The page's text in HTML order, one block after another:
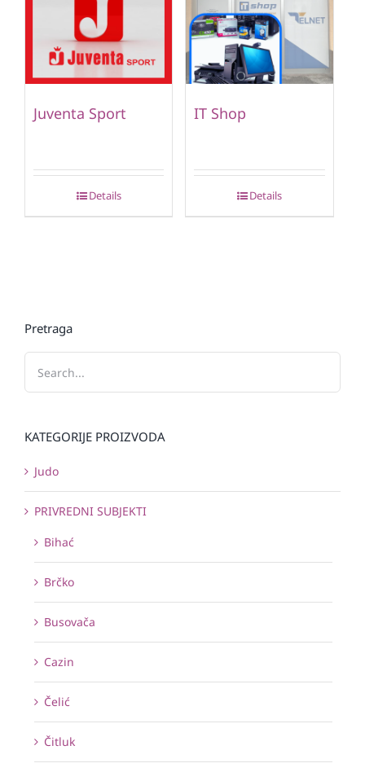
Juventa Sport
Details
IT Shop
Details
Pretraga
KATEGORIJE PROIZVODA
Judo
PRIVREDNI SUBJEKTI
Bihać
Brčko
Busovača
Cazin
Čelić
Čitluk